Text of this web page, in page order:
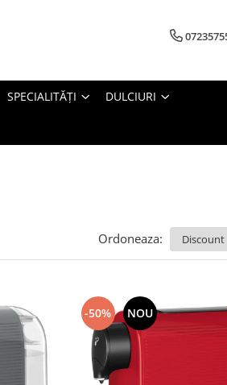
SPECIALITĂȚI DULCIURI
Ordoneaza:
-50% NOU